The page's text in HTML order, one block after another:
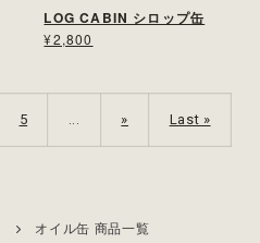
LOG CABIN シロップ缶
¥2,800
5 ... » Last »
オイル缶 商品一覧